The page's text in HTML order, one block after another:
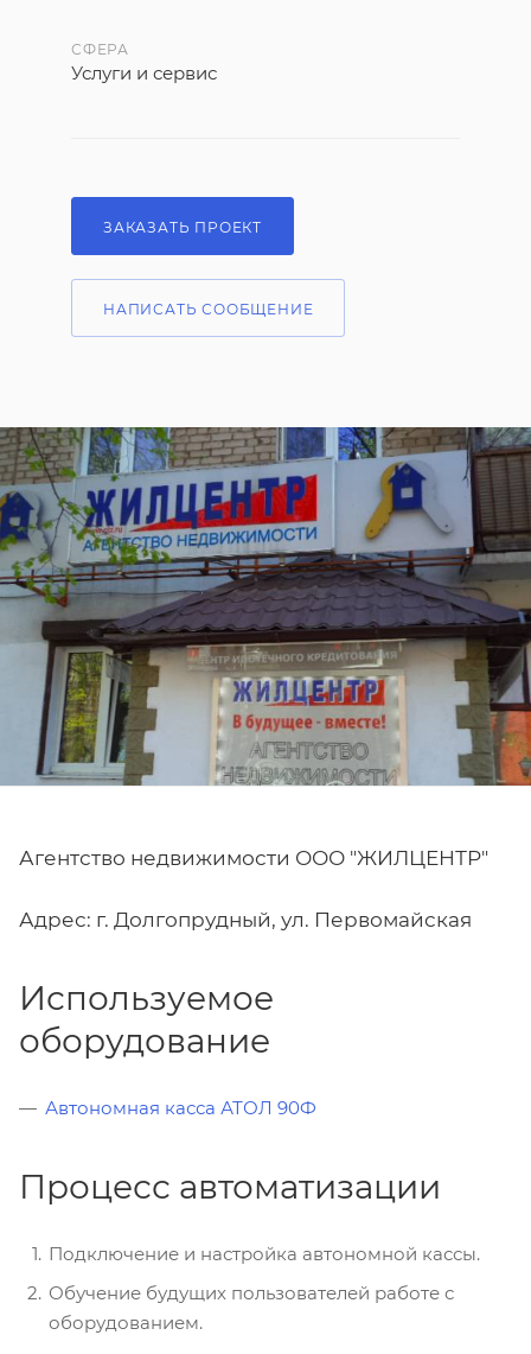
СФЕРА
Услуги и сервис
ЗАКАЗАТЬ ПРОЕКТ
НАПИСАТЬ СООБЩЕНИЕ
Агентство недвижимости ООО "ЖИЛЦЕНТР"
Адрес: г. Долгопрудный, ул. Первомайская
Используемое
оборудование
Автономная касса АТОЛ 90Ф
Процесс автоматизации
Подключение и настройка автономной кассы.
Обучение будущих пользователей работе с
оборудованием.